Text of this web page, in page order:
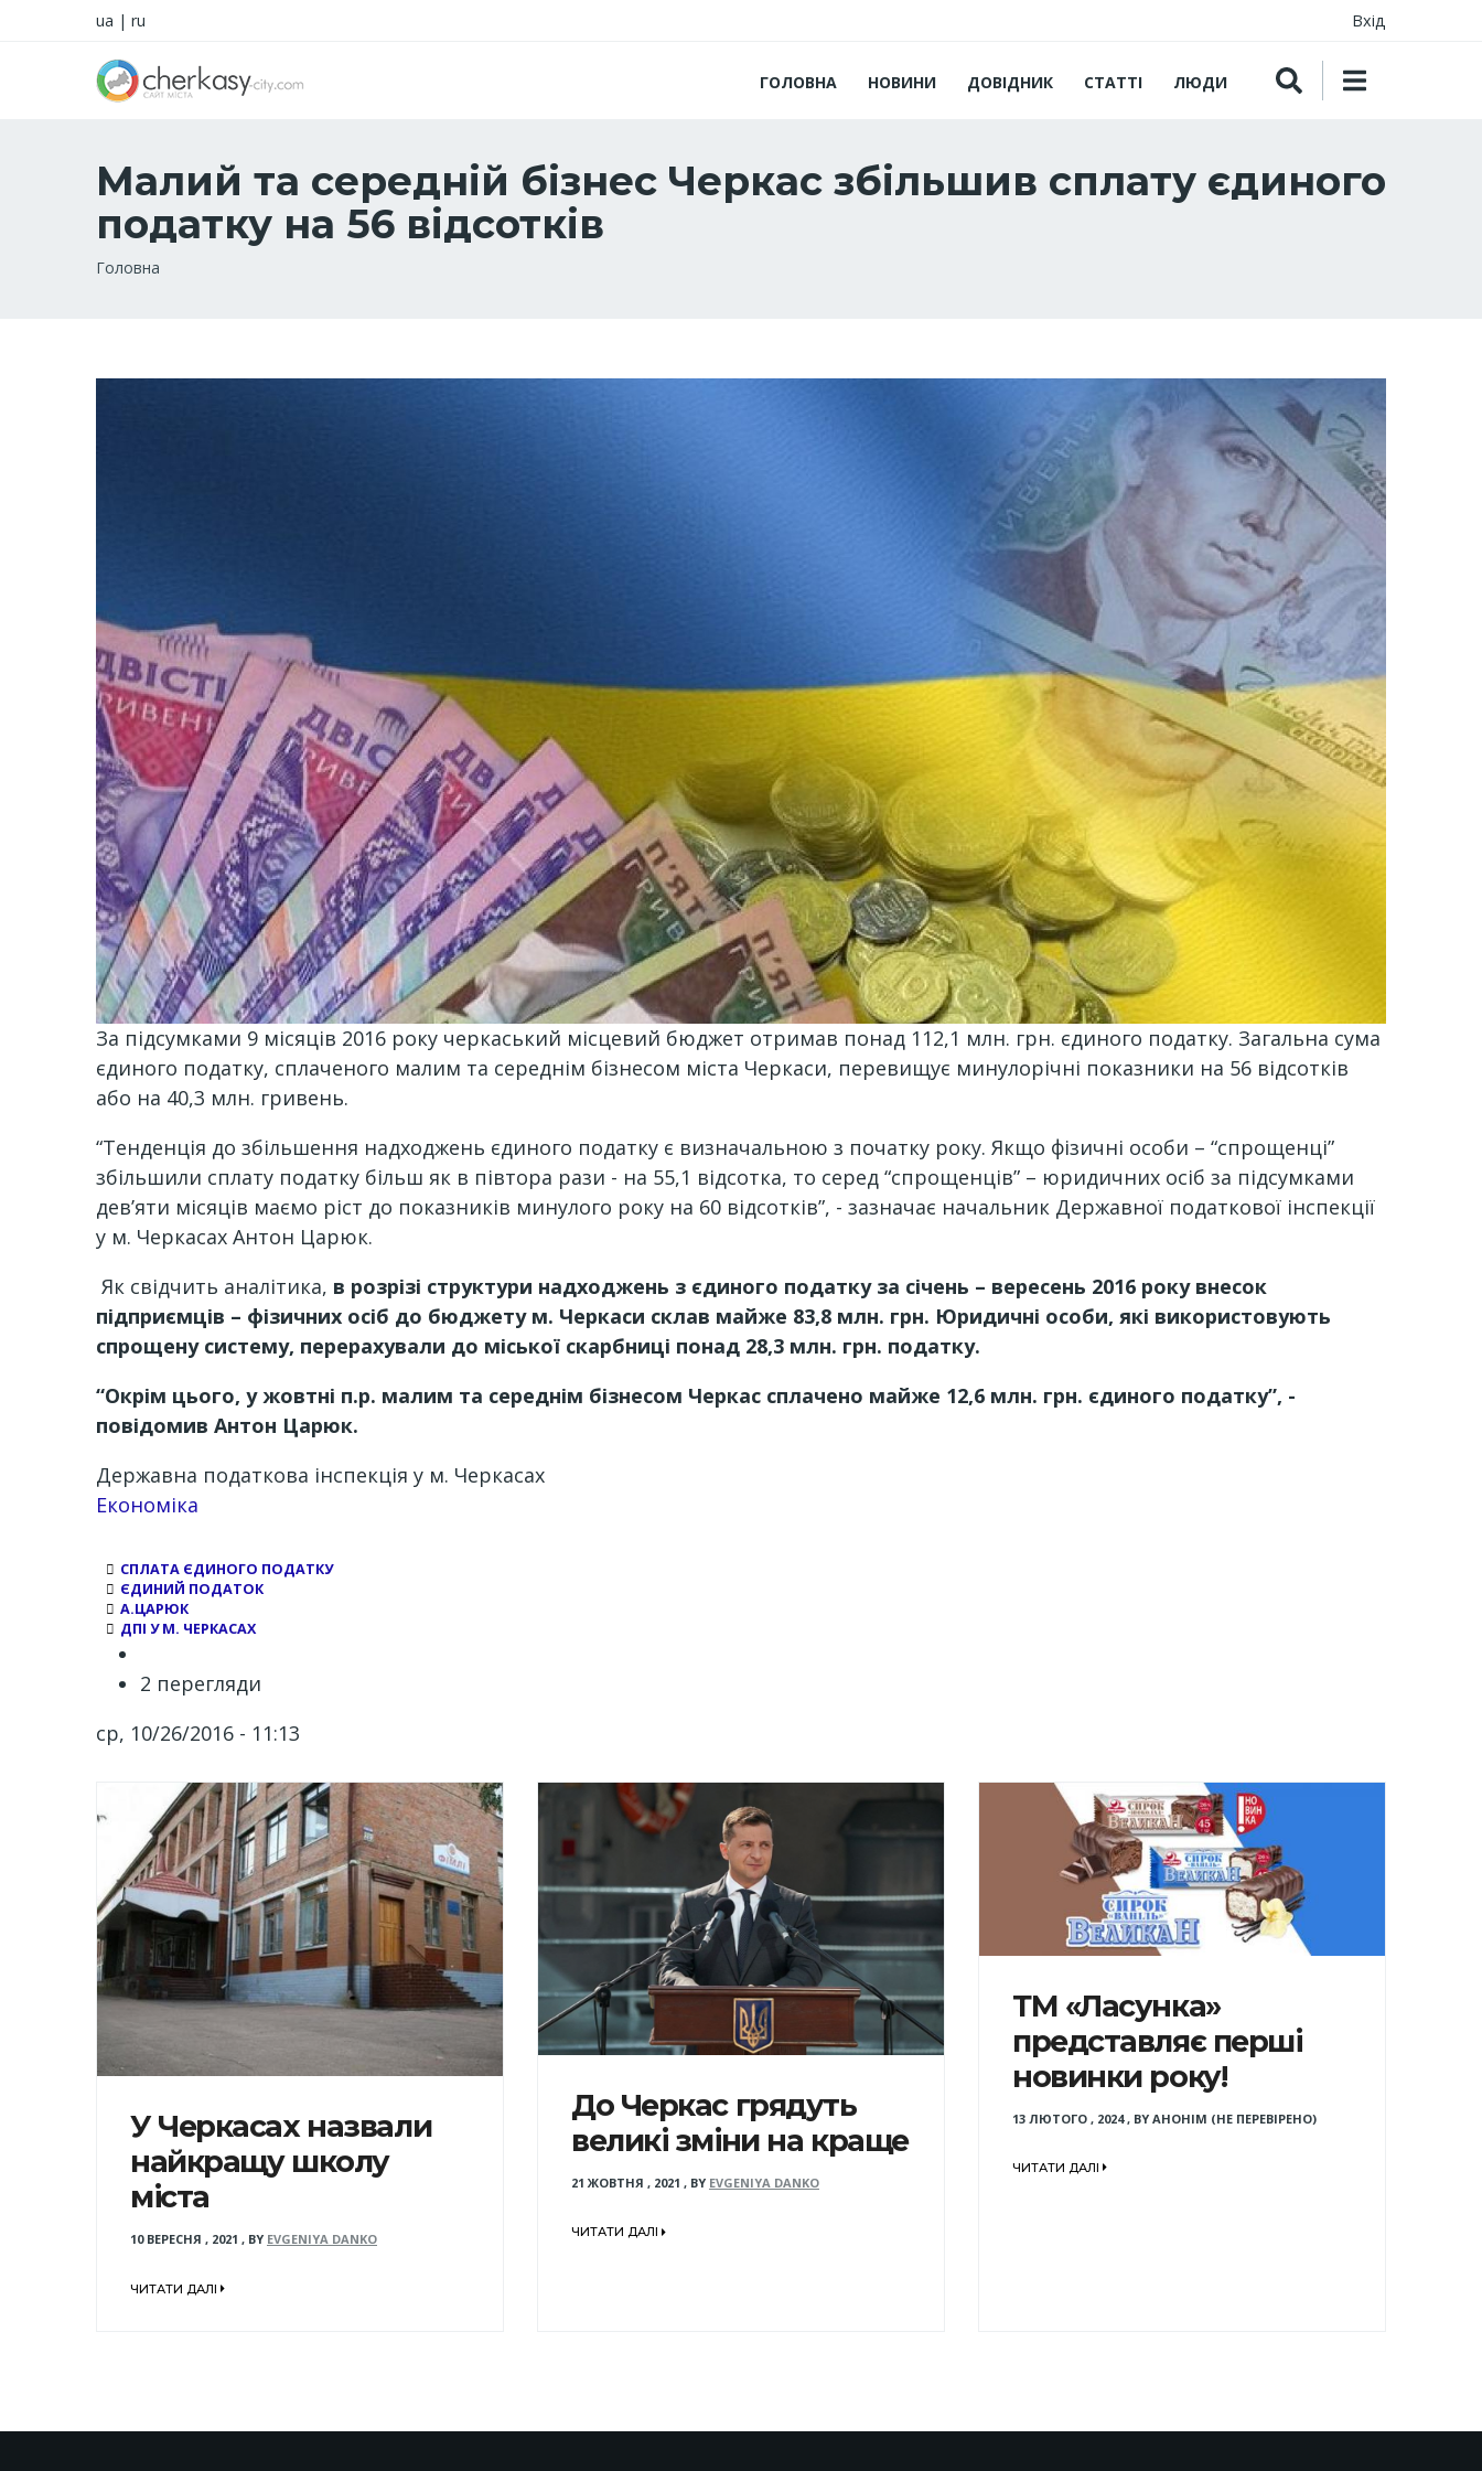
ua | ru Вхід
ГОЛОВНА НОВИНИ ДОВІДНИК СТАТТІ ЛЮДИ
Малий та середній бізнес Черкас збільшив сплату єдиного
податку на 56 відсотків
Рядок
Головна
За підсумками 9 місяців 2016 року черкаський місцевий бюджет отримав понад 112,1 млн. грн. єдиного податку. Загальна сума
єдиного податку, сплаченого малим та середнім бізнесом міста Черкаси, перевищує минулорічні показники на 56 відсотків
або на 40,3 млн. гривень.
“Тенденція до збільшення надходжень єдиного податку є визначальною з початку року. Якщо фізичні особи – “спрощенці”
збільшили сплату податку більш як в півтора рази - на 55,1 відсотка, то серед “спрощенців” – юридичних осіб за підсумками
дев’яти місяців маємо ріст до показників минулого року на 60 відсотків”, - зазначає начальник Державної податкової інспекції
у м. Черкасах Антон Царюк.
Як свідчить аналітика, в розрізі структури надходжень з єдиного податку за січень – вересень 2016 року внесок
підприємців – фізичних осіб до бюджету м. Черкаси склав майже 83,8 млн. грн. Юридичні особи, які використовують
спрощену систему, перерахували до міської скарбниці понад 28,3 млн. грн. податку.
“Окрім цього, у жовтні п.р. малим та середнім бізнесом Черкас сплачено майже 12,6 млн. грн. єдиного податку”, -
повідомив Антон Царюк.
Державна податкова інспекція у м. Черкасах
Економіка
СПЛАТА ЄДИНОГО ПОДАТКУ
ЄДИНИЙ ПОДАТОК
А.ЦАРЮК
ДПІ У М. ЧЕРКАСАХ
2 перегляди
ср, 10/26/2016 - 11:13
У Черкасах назвали
найкращу школу
міста
10 ВЕРЕСНЯ , 2021 , BY EVGENIYA DANKO
ЧИТАТИ ДАЛІ
До Черкас грядуть
великі зміни на краще
21 ЖОВТНЯ , 2021 , BY EVGENIYA DANKO
ЧИТАТИ ДАЛІ
ТМ «Ласунка»
представляє перші
новинки року!
13 ЛЮТОГО , 2024, BY АНОНІМ (НЕ ПЕРЕВІРЕНО)
ЧИТАТИ ДАЛІ